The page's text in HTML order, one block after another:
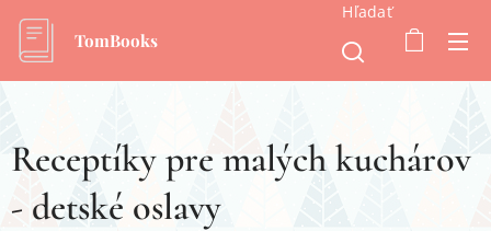
TomBooks
Hľadať
Receptíky pre malých kuchárov
- detské oslavy